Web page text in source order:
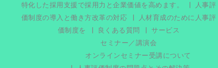
特化した採用支援で採用力と企業価値を高めます。
人事評
価制度の導入と働き方改革の対応
人材育成のために人事評
価制度を
良くある質問
サービス
セミナー／講演会
オンラインセミナー受講について